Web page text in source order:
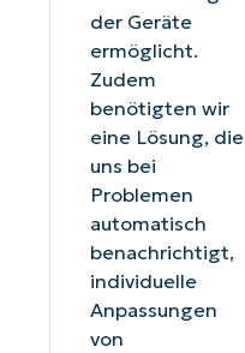
der Geräte
ermöglicht.
Zudem
benötigten wir
eine Lösung, die
uns bei
Problemen
automatisch
benachrichtigt,
individuelle
Anpassungen
von